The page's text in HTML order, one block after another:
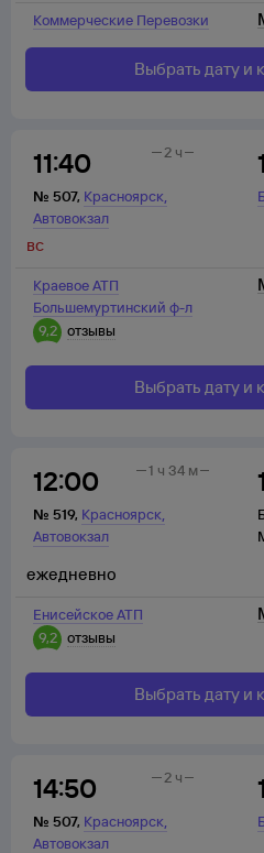
Коммерческие Перевозки
Выбрать дату и
11:40
№ 507, Красноярск,
Автовокзал
2 ч
Краевое АТП
Большемуртинский ф-л
9,2 отзывы
вс
Выбрать дату и
12:00
№ 519, Красноярск,
Автовокзал
1 ч 34 м
Енисейское АТП
9,2 отзывы
ежедневно
Выбрать дату и
14:50
№ 507, Красноярск,
Автовокзал
2 ч